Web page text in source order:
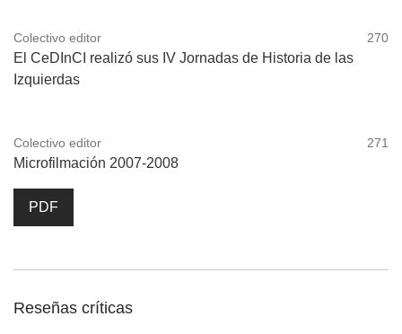
Colectivo editor 270
El CeDInCI realizó sus IV Jornadas de Historia de las
Izquierdas
Colectivo editor 271
Microfilmación 2007-2008
PDF
Reseñas críticas